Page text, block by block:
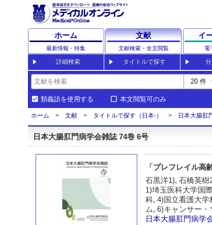
ホーム
最新情報・特集
文献
文献検索・全文閲覧
イ
電
詳細検索 タイトルで探す
類義語を使用する 本文閲覧可のみ
ホーム 文献 タイトルで探す（日本-） 日本大腸肛
日本大腸肛門病学会雑誌 74巻 6号
「プレフレイル
石黒洋1), 石橋英
1)埼玉医科大学国
科, 4)国立看護大
ム, 6)キャンサー
日本大腸肛門病学